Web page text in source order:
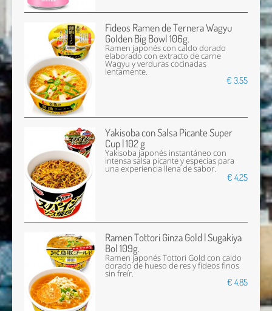
Fideos Ramen de Ternera Wagyu
Golden Big Bowl 106g.
Ramen japonés con caldo dorado
elaborado con extracto de carne
Wagyu y verduras cocinadas
lentamente.
€ 3,55
Yakisoba con Salsa Picante Super
Cup | 102 g
Yakisoba japonés instantáneo con
intensa salsa picante y especias para
una experiencia llena de sabor.
€ 4,25
Ramen Tottori Ginza Gold | Sugakiya
Bol 109g.
Ramen japonés Tottori Gold con caldo
dorado de hueso de res y fideos finos
sin freír.
€ 4,85